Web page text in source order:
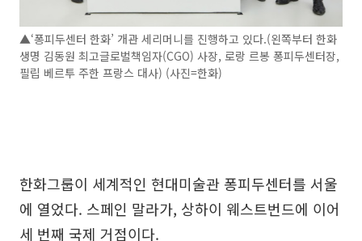
▲‘퐁피두센터 한화’ 개관 세리머니를 진행하고 있다.(왼쪽부터 한화
생명 김동원 최고글로벌책임자(CGO) 사장, 로랑 르봉 퐁피두센터장,
필립 베르투 주한 프랑스 대사) (사진=한화)
한화그룹이 세계적인 현대미술관 퐁피두센터를 서울
에 열었다. 스페인 말라가, 상하이 웨스트번드에 이어
세 번째 국제 거점이다.